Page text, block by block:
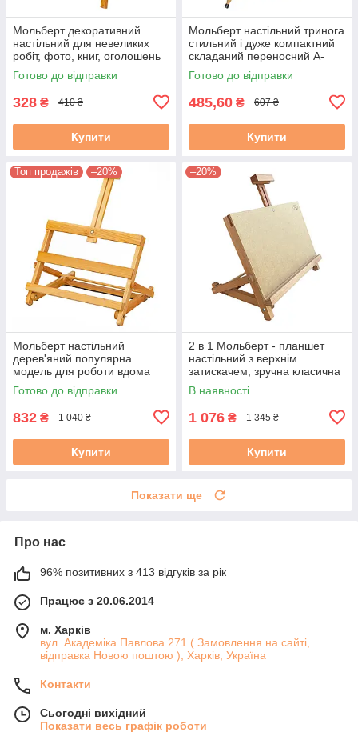
Мольберт декоративний
настільний для невеликих
робіт, фото, книг, оголошень
Висота полотна до 41см Бук
Готово до відправки
328 ₴ 410 ₴
Купити
Мольберт настільний тринога
стильний і дуже компактний
складаний переносний А-
подібний Висота полотна до
57см
Готово до відправки
485,60 ₴ 607 ₴
Купити
Топ продажів –20%
Мольберт настільний
дерев'яний популярна
модель для роботи вдома
або проведення майстер-
класів Полотно до 47см
Готово до відправки
832 ₴ 1 040 ₴
Купити
–20%
2 в 1 Мольберт - планшет
настільний з верхнім
затискачем, зручна класична
модель Висота 37см.
Полотно до 48см.
В наявності
1 076 ₴ 1 345 ₴
Купити
Показати ще
Про нас
96% позитивних з 413 відгуків за рік
Працює з 20.06.2014
м. Харків
вул. Академіка Павлова 271 ( Замовлення на сайті,
відправка Новою поштою ), Харків, Україна
Контакти
Сьогодні вихідний
Показати весь графік роботи